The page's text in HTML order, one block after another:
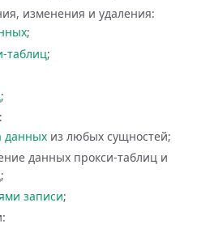
изменения и удаления:
;
таблиц;
;
данных из любых сущностей;
данных прокси-таблиц и
записи;